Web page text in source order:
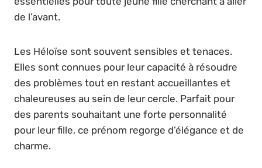
de l’avant.
Les Héloïse sont souvent sensibles et tenaces.
Elles sont connues pour leur capacité à résoudre
des problèmes tout en restant accueillantes et
chaleureuses au sein de leur cercle. Parfait pour
des parents souhaitant une forte personnalité
pour leur fille, ce prénom regorge d’élégance et de
charme.